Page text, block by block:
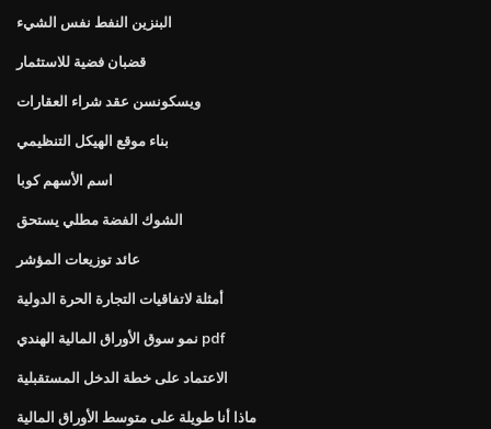
البنزين النفط نفس الشيء
قضبان فضية للاستثمار
ويسكونسن عقد شراء العقارات
بناء موقع الهيكل التنظيمي
اسم الأسهم كوبا
الشوك الفضة مطلي يستحق
عائد توزيعات المؤشر
أمثلة لاتفاقيات التجارة الحرة الدولية
نمو سوق الأوراق المالية الهندي pdf
الاعتماد على خطة الدخل المستقبلية
ماذا أنا طويلة على متوسط ​​الأوراق المالية